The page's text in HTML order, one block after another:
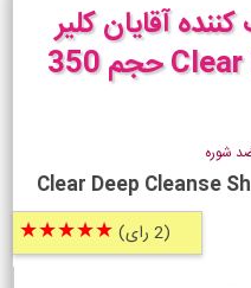
آقایان کلیر
مدل Clear Deep Cleanse حجم 350
شوره
Clear Deep Cleanse
(2 رای) ★★★★★